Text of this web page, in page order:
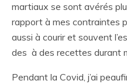
martiaux se sont avérés
rapport à mes contraintes
aussi à courir et souvent
des à des recettes durant
Pendant la Covid, j’ai